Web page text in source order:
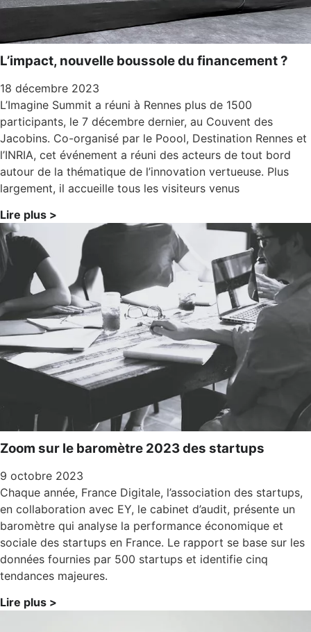
L’impact, nouvelle boussole du financement ?
18 décembre 2023
L’Imagine Summit a réuni à Rennes plus de 1500
participants, le 7 décembre dernier, au Couvent des
Jacobins. Co-organisé par le Poool, Destination Rennes et
l’INRIA, cet événement a réuni des acteurs de tout bord
autour de la thématique de l’innovation vertueuse. Plus
largement, il accueille tous les visiteurs venus
Lire plus >
Zoom sur le baromètre 2023 des startups
9 octobre 2023
Chaque année, France Digitale, l’association des startups,
en collaboration avec EY, le cabinet d’audit, présente un
baromètre qui analyse la performance économique et
sociale des startups en France. Le rapport se base sur les
données fournies par 500 startups et identifie cinq
tendances majeures.
Lire plus >